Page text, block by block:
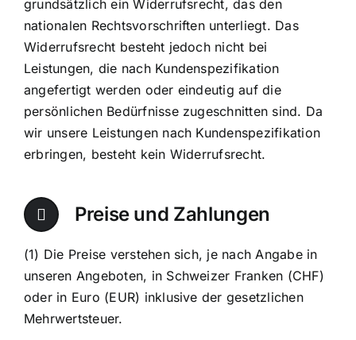
grundsätzlich ein Widerrufsrecht, das den
nationalen Rechtsvorschriften unterliegt. Das
Widerrufsrecht besteht jedoch nicht bei
Leistungen, die nach Kundenspezifikation
angefertigt werden oder eindeutig auf die
persönlichen Bedürfnisse zugeschnitten sind. Da
wir unsere Leistungen nach Kundenspezifikation
erbringen, besteht kein Widerrufsrecht.
Preise und Zahlungen
(1) Die Preise verstehen sich, je nach Angabe in
unseren Angeboten, in Schweizer Franken (CHF)
oder in Euro (EUR) inklusive der gesetzlichen
Mehrwertsteuer.